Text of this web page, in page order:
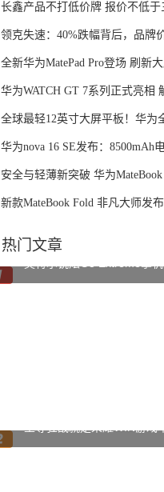
长鑫产品不打低价牌 报价不低于
士
领克失速：40%跌幅背后，品牌
释
全新华为MatePad Pro登场 刷新
录
华为WATCH GT 7系列正式亮相
新体验
全球最轻12英寸大屏平板！华为
MatePad Pro正式发布
华为nova 16 SE发布：8500mAh
安全与轻薄新突破 华为
区双像素技术防窥屏
新款MateBook Fold 非凡大师发
热门文章